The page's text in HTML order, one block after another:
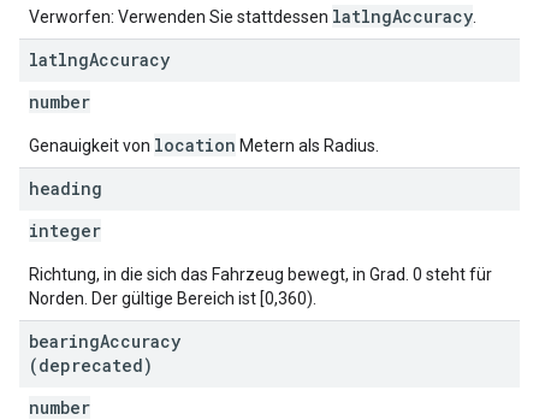
Verworfen: Verwenden Sie stattdessen latlngAccuracy
latlngAccuracy
number
Genauigkeit von location Metern als Radius.
heading
integer
Richtung, in die sich das Fahrzeug bewegt, in Grad. 0 steht für
Norden. Der gültige Bereich ist [0,360).
bearingAccuracy
(deprecated)
number